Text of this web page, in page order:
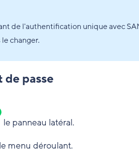
de l'authentification unique avec
changer.
passe
le panneau latéral.
menu déroulant.